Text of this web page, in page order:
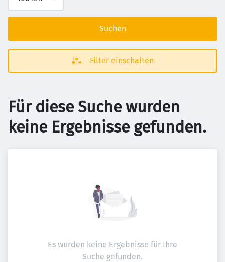
Suchen
Filter einschalten
Für diese Suche wurden
keine Ergebnisse gefunden.
Es wurden keine Ergebnisse für Ihre
Suche gefunden.